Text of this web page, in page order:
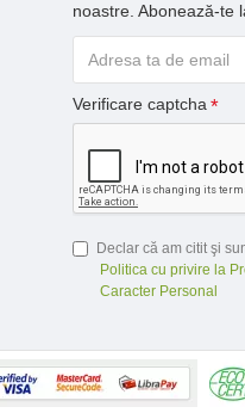
noastre. Abonează-te
Verificare captcha
Declar că am citit şi
Politica cu privire la
Caracter Personal